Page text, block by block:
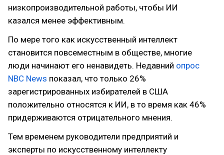
низкопроизводительной работы, чтобы ИИ
казался менее эффективным.
По мере того как искусственный интеллект
становится повсеместным в обществе, многие
люди начинают его ненавидеть. Недавний опрос
NBC News показал, что только 26%
зарегистрированных избирателей в США
положительно относятся к ИИ, в то время как 46%
придерживаются отрицательного мнения.
Тем временем руководители предприятий и
эксперты по искусственному интеллекту